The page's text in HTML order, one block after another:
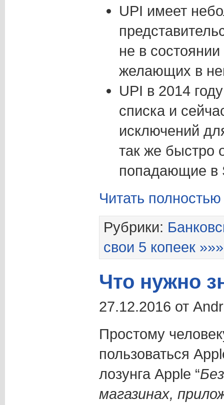
UPI имеет
не в
желающих в
UPI в 2014
списка и
исключений
так же быстро
попадающие в
Читать
Рубрики:
свои 5 копеек »»»
Что нужно
27.12.2016 от
Простому
пользоваться
лозунга Apple “
магазинах,